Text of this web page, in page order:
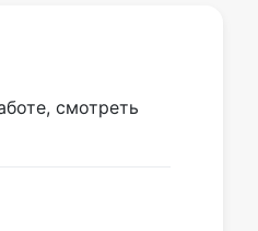
смотреть